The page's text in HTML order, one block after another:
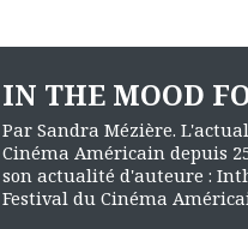
IN THE MOOD
Par Sandra Mézière.
Cinéma Américain depuis
son actualité d'auteure :
Festival du Cinéma